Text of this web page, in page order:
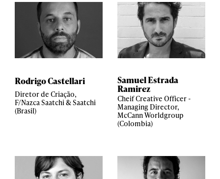
Rodrigo Castellari
Diretor de Criação,
F/Nazca Saatchi & Saatchi
(Brasil)
Samuel Estrada
Ramirez
Cheif Creative Officer -
Managing Director,
McCann Worldgroup
(Colombia)